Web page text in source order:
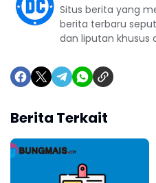
Situs berita yang
berita terbaru
dan liputan khusus
Berita Terkait